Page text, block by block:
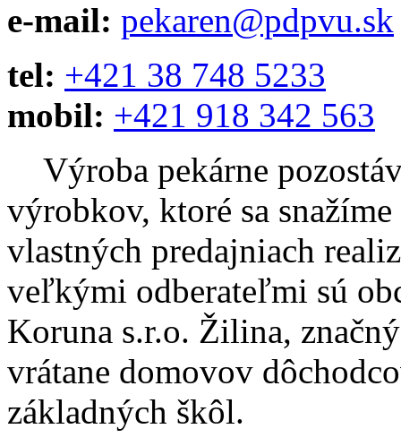
e-mail: pekaren@pdpvu.sk
tel: +421 38 748 5233
mobil: +421 918 342 563
Výroba pekárne
výrobkov, ktoré sa
vlastných predajniach
veľkými odberateľmi sú
Koruna s.r.o. Žilina,
vrátane domovov
základných škôl.